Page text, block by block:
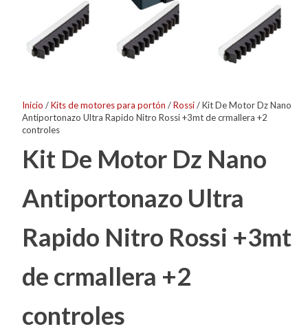
Inicio /Kits de motores para portón /Rossi/ Kit De Motor Dz Nano
Antiportonazo Ultra Rapido Nitro Rossi +3mt de crmallera +2
controles
Kit De Motor Dz Nano
Antiportonazo Ultra
Rapido Nitro Rossi +3mt
de crmallera +2
controles